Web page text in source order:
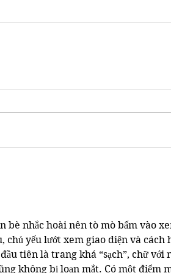
bè nhắc hoài nên tò mò bấm vào
chủ yếu lướt xem giao diện và
tiên là trang khá “sạch”, chữ
không bị loạn mắt. Có một điểm